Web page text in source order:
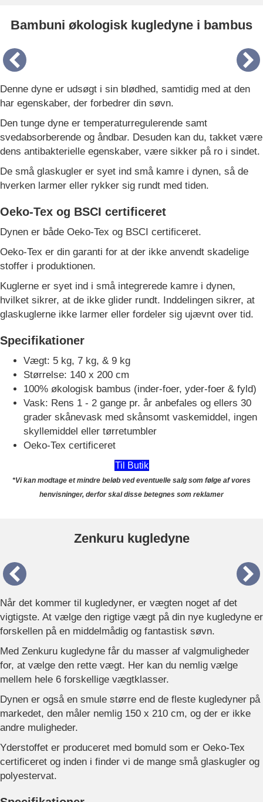
Bambuni økologisk kugledyne i bambus
Denne dyne er udsøgt i sin blødhed, samtidig med at den
har egenskaber, der forbedrer din søvn.
Den tunge dyne er temperaturregulerende samt
svedabsorberende og åndbar. Desuden kan du, takket være
dens antibakterielle egenskaber, være sikker på ro i sindet.
De små glaskugler er syet ind små kamre i dynen, så de
hverken larmer eller rykker sig rundt med tiden.
Oeko-Tex og BSCI certificeret
Dynen er både Oeko-Tex og BSCI certificeret.
Oeko-Tex er din garanti for at der ikke anvendt skadelige
stoffer i produktionen.
Kuglerne er syet ind i små integrerede kamre i dynen,
hvilket sikrer, at de ikke glider rundt. Inddelingen sikrer, at
glaskuglerne ikke larmer eller fordeler sig ujævnt over tid.
Specifikationer
Vægt: 5 kg, 7 kg, & 9 kg
Størrelse: 140 x 200 cm
100% økologisk bambus (inder-foer, yder-foer & fyld)
Vask: Rens 1 - 2 gange pr. år anbefales og ellers 30
grader skånevask med skånsomt vaskemiddel, ingen
skyllemiddel eller tørretumbler
Oeko-Tex certificeret
Til Butik
*Vi kan modtage et mindre beløb ved eventuelle salg som følge af vores
henvisninger, derfor skal disse betegnes som reklamer
Zenkuru kugledyne
Når det kommer til kugledyner, er vægten noget af det
vigtigste. At vælge den rigtige vægt på din nye kugledyne er
forskellen på en middelmådig og fantastisk søvn.
Med Zenkuru kugledyne får du masser af valgmuligheder
for, at vælge den rette vægt. Her kan du nemlig vælge
mellem hele 6 forskellige vægtklasser.
Dynen er også en smule større end de fleste kugledyner på
markedet, den måler nemlig 150 x 210 cm, og der er ikke
andre muligheder.
Yderstoffet er produceret med bomuld som er Oeko-Tex
certificeret og inden i finder vi de mange små glaskugler og
polyestervat.